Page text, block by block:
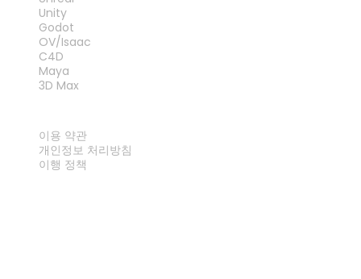
Unity
Godot
OV/Isaac
C4D
Maya
3D Max
이용 약관
개인정보 처리방침
이행 정책